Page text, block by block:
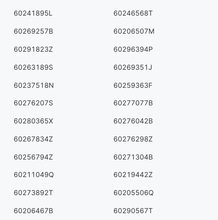
60241895L 60246568T
60269257B 60206507M
60291823Z 60296394P
60263189S 60269351J
60237518N 60259363F
60276207S 60277077B
60280365X 60276042B
60267834Z 60276298Z
60256794Z 60271304B
60211049Q 60219442Z
60273892T 60205506Q
60206467B 60290567T